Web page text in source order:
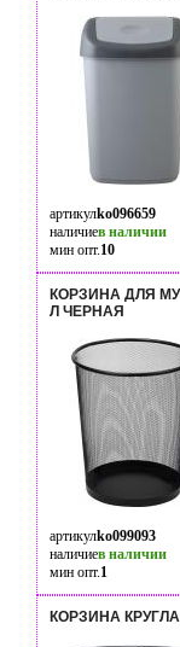
артикулko096659
наличиев наличии
мин опт.10
КОРЗИНА ДЛЯ
Л ЧЕРНАЯ
артикулko099093
наличиев наличии
мин опт.1
КОРЗИНА